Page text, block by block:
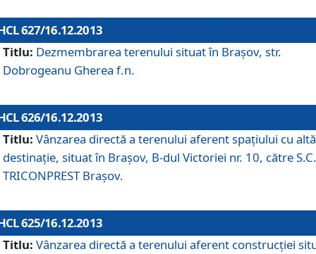
627/16.12.2013
Titlu: Dezmembrarea terenului situat în Braşov, str.
Dobrogeanu Gherea f.n.
626/16.12.2013
Titlu: Vânzarea directă a terenului aferent spaţiului cu altă
destinaţie, situat în Braşov, B-dul Victoriei nr. 10, către S.C.
TRICONPREST Braşov.
625/16.12.2013
Titlu: Vânzarea directă a terenului aferent construcţiei